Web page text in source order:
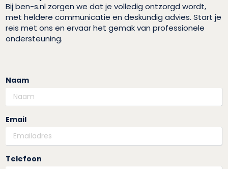
Bij ben-s.nl zorgen we dat je volledig ontzorgd wordt,
met heldere communicatie en deskundig advies. Start je
reis met ons en ervaar het gemak van professionele
ondersteuning.
Naam
Email
Telefoon